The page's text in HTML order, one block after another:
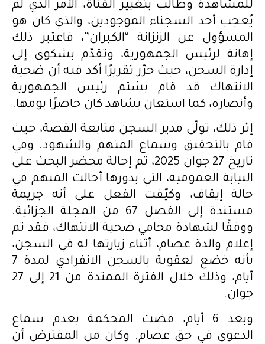
للمشاهدة وطالب بتغيير القناة، الأمر الذي لم
يُعجب أحد السجناء الموجودين، والذي كان هو
المسؤول عن الزنزانة “الكبران”، فاعتبر ذلك
إهانة لرئيس الجمهورية، وتقدّم بشكوى إلى
إدارة السجن، حيث حرّر تقريرًا أكد فيه أن ضحية
الانتهاك قد قام بشتم رئيس الجمهورية
وأنصاره، كما استعان بشاهد كان حاضرًا يومها.
إثر ذلك، تولّى مدير السجن متابعة القصة، حيث
قام بالتحقيق وسماع المتهم والشهود. وفي
تاريخ 27 جوان 2025، تم إحالة محضر البحث على
النيابة العمومية، التي بدورها أحالت المتهم في
حالة إيقاف، وكيّفت الفعل على أنه جريمة
مستندة إلى الفصل 67 من المجلة الجزائية.
ووفقًا لشهادة محامي ضحية الانتهاك، فقد تم
إعلام والدة عصام، أثناء زيارتها له في السجن،
بأنه خضع لعقوبة بالسجن الانفرادي لمدة 7
أيام، وذلك خلال الفترة الممتدة من 21 إلى 27
جوان.
وبعد 6 أيام، قضت المحكمة بعدم سماع
الدعوى في حق عصام. وكان من المفترض أن